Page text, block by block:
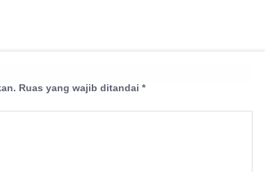
Ruas yang wajib ditandai *